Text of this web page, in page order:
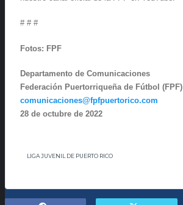
# # #
Fotos: FPF
Departamento de Comunicaciones
Federación Puertorriqueña de Fútbol (FPF)
comunicaciones@fpfpuertorico.com
28 de octubre de 2022
LIGA JUVENIL DE PUERTO RICO